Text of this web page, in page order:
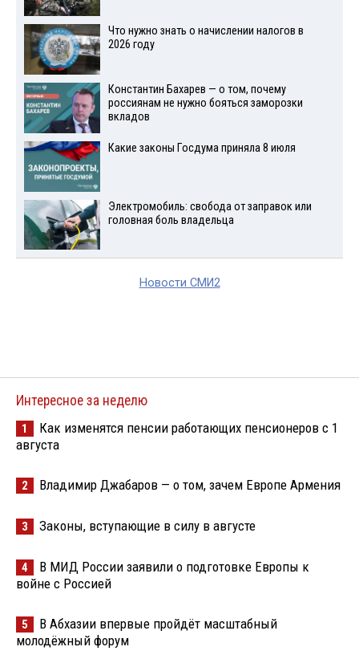
Что нужно знать о начислении налогов в
2026 году
Константин Бахарев — о том, почему
россиянам не нужно бояться заморозки
вкладов
Какие законы Госдума приняла 8 июля
Электромобиль: свобода от заправок или
головная боль владельца
Новости СМИ2
Интересное за неделю
1
Как изменятся пенсии работающих пенсионеров с 1
августа
2 Владимир Джабаров — о том, зачем Европе Армения
3 Законы, вступающие в силу в августе
4
В МИД России заявили о подготовке Европы к
войне с Россией
5
В Абхазии впервые пройдёт масштабный
молодёжный форум